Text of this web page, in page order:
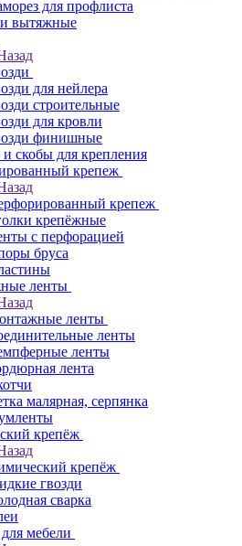
для профлиста
вытяжные
для нейлера
строительные
для кровли
финишные
скобы для крепления
крепеж
крепеж
крепёжные
с перфорацией
бруса
ленты
ленты
ленты
ленты
лента
малярная, серпянка
крепёж
крепёж
гвозди
сварка
мебели